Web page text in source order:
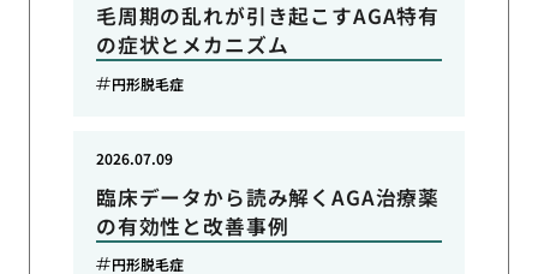
毛周期の乱れが引き起こすAGA特有
の症状とメカニズム
円形脱毛症
臨床データから読み解くAGA治療薬
の有効性と改善事例
2026.07.09
円形脱毛症